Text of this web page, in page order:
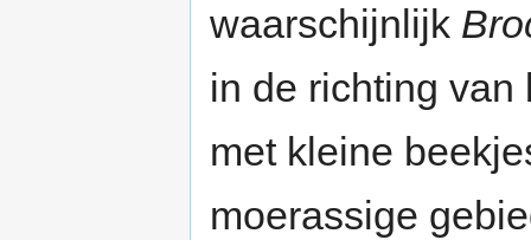
waarschijnlijk
in de richting
met kleine
moerassige